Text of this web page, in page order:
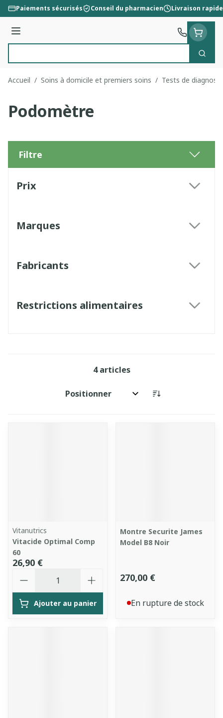
Aller au contenu
Paiements sécurisés Conseil du pharmacien Livraison rapide
Menu
Accueil / Soins à domicile et premiers soins / Tests de
Podomètre
Filtre
Prix
Marques
Fabricants
Restrictions alimentaires
4articles
Trier par:
Vitanutrics
Vitacide Optimal Comp
60
26,90 €
Ajouter au panier
Montre Securite James
Model B8 Noir
270,00 €
En rupture de stock